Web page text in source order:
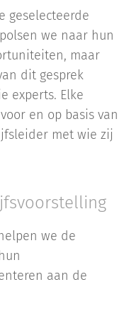
geselecteerde
we naar hun
maar
dit gesprek
experts. Elke
en op basis van
met wie zij
we de
aan de